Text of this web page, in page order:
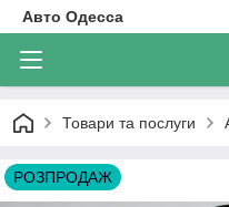
Авто Одесса
Товари та послуги
РОЗПРОДАЖ